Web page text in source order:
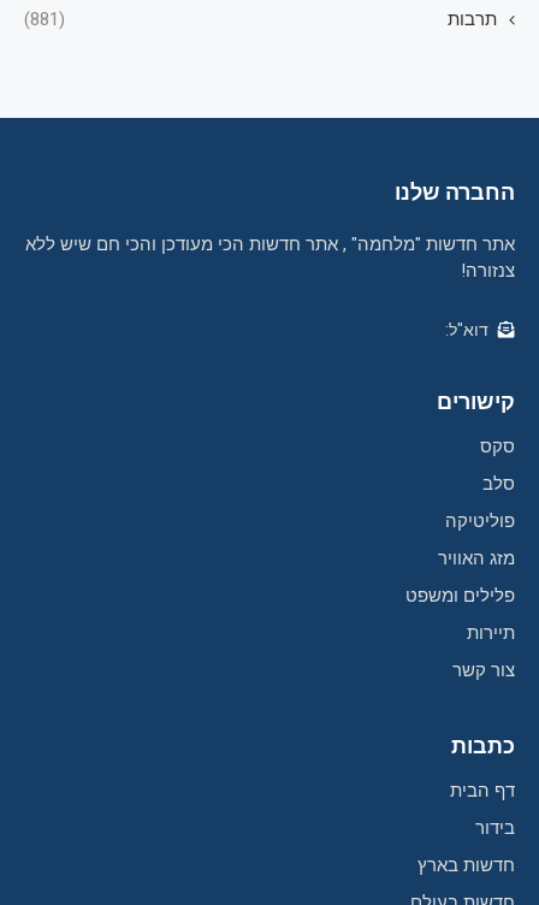
תרבות (881)
החברה שלנו
אתר חדשות "מלחמה" , אתר חדשות הכי מעודכן והכי חם שיש ללא
צנזורה!
דוא"ל:
קישורים
סקס
סלב
פוליטיקה
מזג האוויר
פלילים ומשפט
תיירות
צור קשר
כתבות
דף הבית
בידור
חדשות בארץ